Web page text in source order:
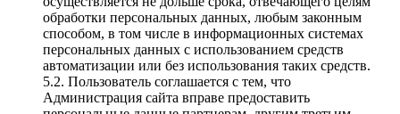
обработки персональных данных, любым законным
способом, в том числе в информационных системах
персональных данных с использованием средств
автоматизации или без использования таких средств.
5.2. Пользователь соглашается с тем, что
Администрация сайта вправе предоставить